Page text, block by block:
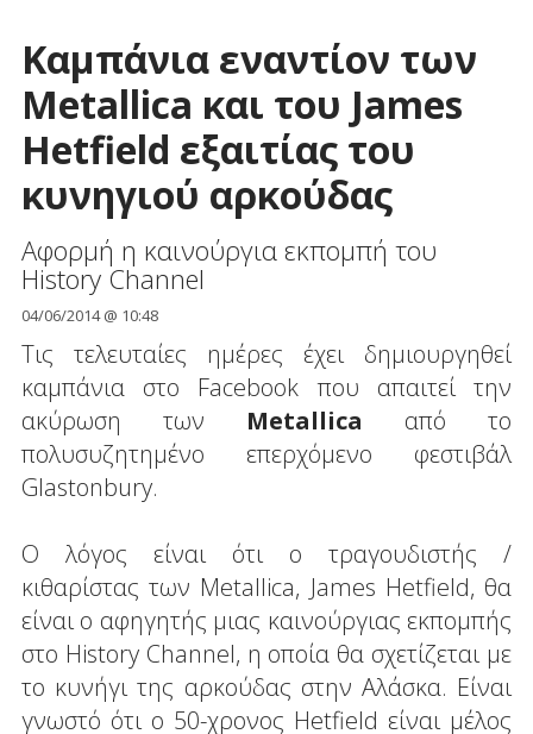
Καμπάνια εναντίον των
Metallica και του James
Hetfield εξαιτίας του
κυνηγιού αρκούδας
Αφορμή η καινούργια εκπομπή του
History Channel
04/06/2014 @ 10:48
Τις τελευταίες ημέρες έχει δημιουργηθεί
καμπάνια στο Facebook που απαιτεί την
ακύρωση των Metallica από το
πολυσυζητημένο επερχόμενο φεστιβάλ
Glastonbury.
Ο λόγος είναι ότι ο τραγουδιστής /
κιθαρίστας των Metallica, James Hetfield, θα
είναι ο αφηγητής μιας καινούργιας εκπομπής
στο History Channel, η οποία θα σχετίζεται με
το κυνήγι της αρκούδας στην Αλάσκα. Είναι
γνωστό ότι ο 50-χρονος Hetfield είναι μέλος